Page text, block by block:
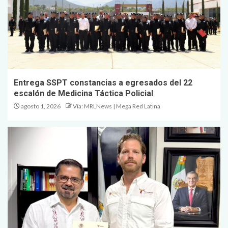
Entrega SSPT constancias a egresados del 22
escalón de Medicina Táctica Policial
agosto 1, 2026 Vía: MRLNews | Mega Red Latina